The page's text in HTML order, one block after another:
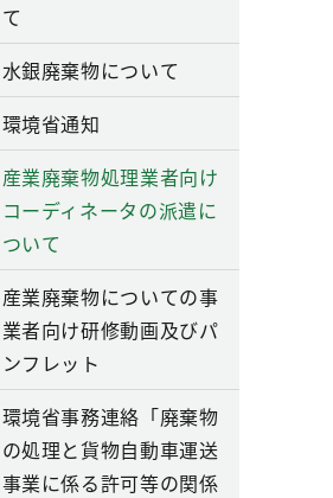
て
水銀廃棄物について
環境省通知
産業廃棄物処理業者向け
コーディネータの派遣に
ついて
産業廃棄物についての事
業者向け研修動画及びパ
ンフレット
環境省事務連絡「廃棄物
の処理と貨物自動車運送
事業に係る許可等の関係